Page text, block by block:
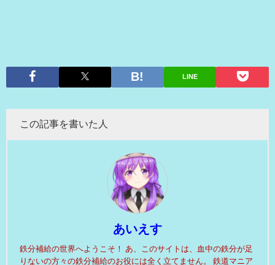
LINE
この記事を書いた人
あいえす
鉄分補給の世界へようこそ！ あ、このサイトは、血中の鉄分が足
りないの方々の鉄分補給のお役には全く立てません。 鉄道マニア